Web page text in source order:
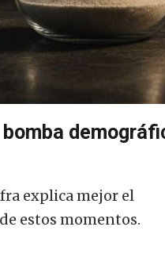
explica mejor el
estos momentos.